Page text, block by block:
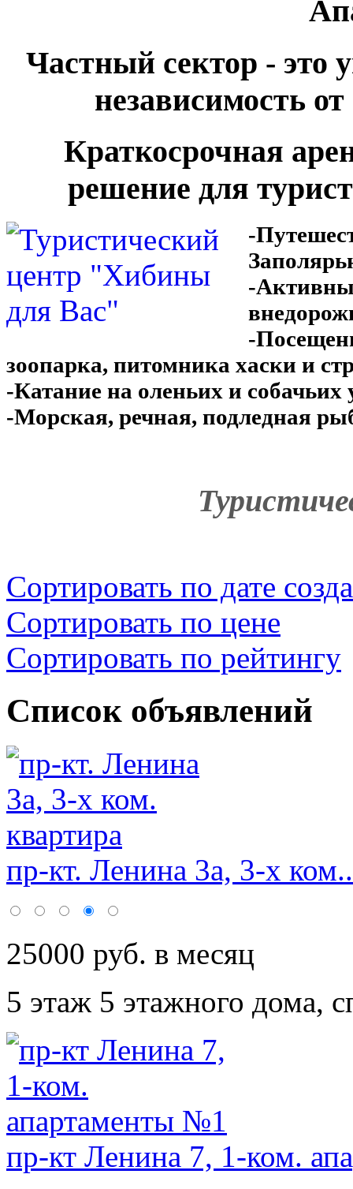
Частный сектор - это
независимость
Краткосрочная
решение для
-
-
-
зоопарка, питомника хаски и
-Катание на оленьих и
-Морская, речная, подледная
Сортировать по дате
Сортировать по цене
Сортировать по рейтингу
Список объявлений
пр-кт. Ленина 3а, 3-х
25000 руб. в месяц
5 этаж 5 этажного дома,
пр-кт Ленина 7, 1-ком.